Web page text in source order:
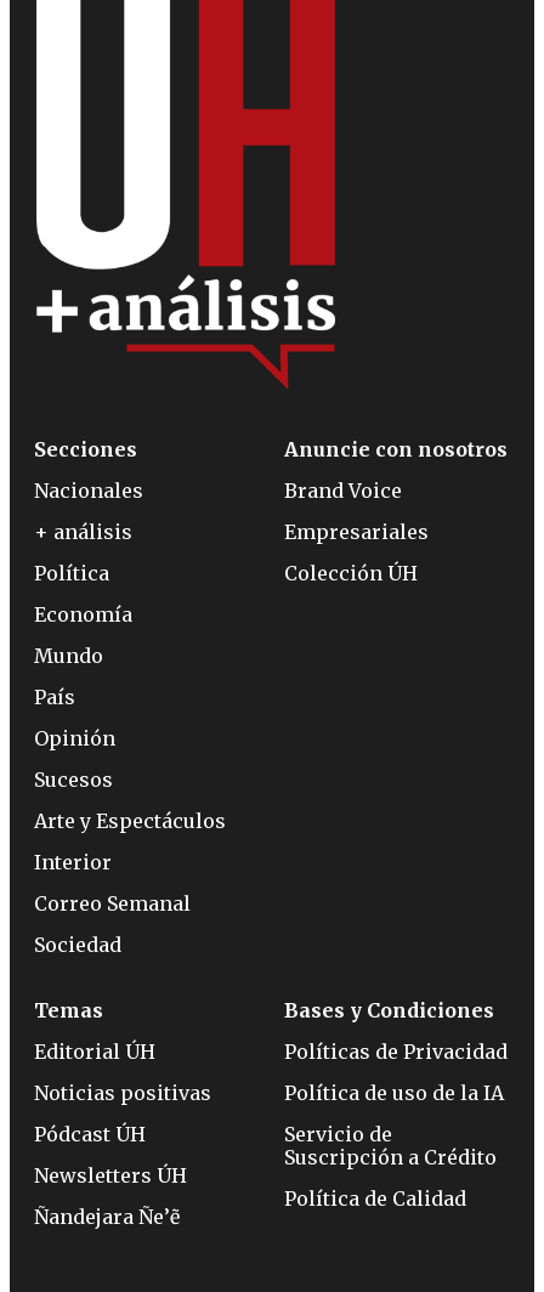
Secciones
Nacionales
+ análisis
Política
Economía
Mundo
País
Opinión
Sucesos
Arte y Espectáculos
Interior
Correo Semanal
Sociedad
Anuncie con nosotros
Brand Voice
Empresariales
Colección ÚH
Temas
Editorial ÚH
Noticias positivas
Pódcast ÚH
Newsletters ÚH
Ñandejara Ñe’ẽ
Bases y Condiciones
Políticas de Privacidad
Política de uso de la IA
Servicio de
Suscripción a Crédito
Política de Calidad